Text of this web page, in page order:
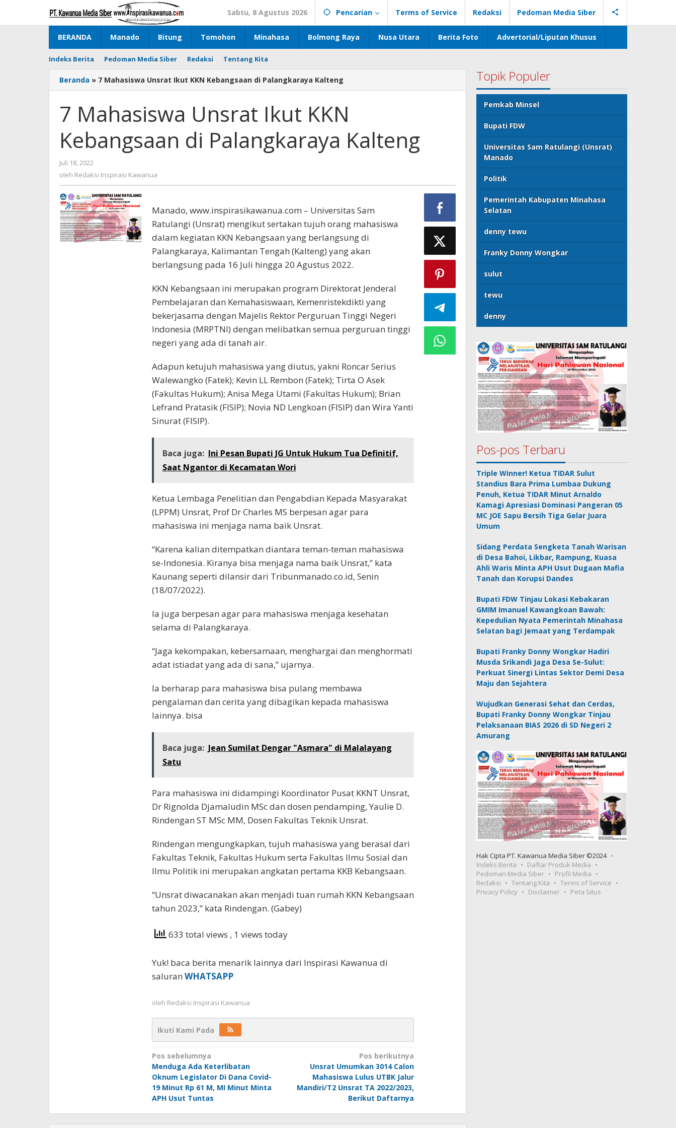
konten
Sabtu, 8 Agustus 2026 Pencarian Terms of Service Redaksi Pedoman Media Siber
BERANDA Manado Bitung Tomohon Minahasa Bolmong Raya Nusa Utara Berita Foto Advertorial/Liputan Khusus
Indeks Berita Pedoman Media Siber Redaksi Tentang Kita
Beranda » 7 Mahasiswa Unsrat Ikut KKN Kebangsaan di Palangkaraya Kalteng
7 Mahasiswa Unsrat Ikut KKN
Kebangsaan di Palangkaraya Kalteng
Juli 18, 2022
Redaksi
Inspirasi
Kawanua
oleh Redaksi Inspirasi Kawanua
Manado, www.inspirasikawanua.com – Universitas Sam
Ratulangi (Unsrat) mengikut sertakan tujuh orang mahasiswa
dalam kegiatan KKN Kebangsaan yang berlangsung di
Palangkaraya, Kalimantan Tengah (Kalteng) yang akan
berlangsung pada 16 Juli hingga 20 Agustus 2022.
KKN Kebangsaan ini merupakan program Direktorat Jenderal
Pembelajaran dan Kemahasiswaan, Kemenristekdikti yang
bekerjasama dengan Majelis Rektor Perguruan Tinggi Negeri
Indonesia (MRPTNI) dengan melibatkan semua perguruan tinggi
negeri yang ada di tanah air.
Adapun ketujuh mahasiswa yang diutus, yakni Roncar Serius
Walewangko (Fatek); Kevin LL Rembon (Fatek); Tirta O Asek
(Fakultas Hukum); Anisa Mega Utami (Fakultas Hukum); Brian
Lefrand Pratasik (FISIP); Novia ND Lengkoan (FISIP) dan Wira Yanti
Sinurat (FISIP).
Baca juga: Ini Pesan Bupati JG Untuk Hukum Tua Definitif,
Saat Ngantor di Kecamatan Wori
Ketua Lembaga Penelitian dan Pengabdian Kepada Masyarakat
(LPPM) Unsrat, Prof Dr Charles MS berpesan agar para
mahasiswa ini menjaga nama baik Unsrat.
“Karena kalian ditempatkan diantara teman-teman mahasiswa
se-Indonesia. Kiranya bisa menjaga nama baik Unsrat,” kata
Kaunang seperti dilansir dari Tribunmanado.co.id, Senin
(18/07/2022).
la juga berpesan agar para mahasiswa menjaga kesehatan
selama di Palangkaraya.
“Jaga kekompakan, kebersamaan, menghargai dan menghormati
adat istiadat yang ada di sana,” ujarnya.
la berharap para mahasiswa bisa pulang membawa
pengalaman dan cerita yang dibagikan kepada mahasiswa
lainnya. bisa
Baca juga: Jean Sumilat Dengar "Asmara" di Malalayang
Satu
Para mahasiswa ini didampingi Koordinator Pusat KKNT Unsrat,
Dr Rignolda Djamaludin MSc dan dosen pendamping, Yaulie D.
Rindengan ST MSc MM, Dosen Fakultas Teknik Unsrat.
Rindengan mengungkapkan, tujuh mahasiswa yang berasal dari
Fakultas Teknik, Fakultas Hukum serta Fakultas Ilmu Sosial dan
Ilmu Politik ini merupakan angkatan pertama KKB Kebangsaan.
“Unsrat diwacanakan akan menjadi tuan rumah KKN Kebangsaan
tahun 2023,” kata Rindengan. (Gabey)
633 total views , 1 views today
Yuk! baca berita menarik lainnya dari Inspirasi Kawanua di
saluran WHATSAPP
oleh Redaksi Inspirasi Kawanua
Ikuti Kami Pada
Navigasi
pos
Pos sebelumnya
Menduga Ada Keterlibatan
Oknum Legislator Di Dana Covid-
19 Minut Rp 61 M, MI Minut Minta
APH Usut Tuntas
Pos berikutnya
Unsrat Umumkan 3014 Calon
Mahasiswa Lulus UTBK Jalur
Mandiri/T2 Unsrat TA 2022/2023,
Berikut Daftarnya
Topik Populer
Pemkab Minsel
Bupati FDW
Universitas Sam Ratulangi (Unsrat)
Manado
Politik
Pemerintah Kabupaten Minahasa
Selatan
denny tewu
Franky Donny Wongkar
sulut
tewu
denny
Pos-pos Terbaru
Triple Winner! Ketua TIDAR Sulut
Standius Bara Prima Lumbaa Dukung
Penuh, Ketua TIDAR Minut Arnaldo
Kamagi Apresiasi Dominasi Pangeran 05
MC JOE Sapu Bersih Tiga Gelar Juara
Umum
Sidang Perdata Sengketa Tanah Warisan
di Desa Bahoi, Likbar, Rampung, Kuasa
Ahli Waris Minta APH Usut Dugaan Mafia
Tanah dan Korupsi Dandes
Bupati FDW Tinjau Lokasi Kebakaran
GMIM Imanuel Kawangkoan Bawah:
Kepedulian Nyata Pemerintah Minahasa
Selatan bagi Jemaat yang Terdampak
Bupati Franky Donny Wongkar Hadiri
Musda Srikandi Jaga Desa Se-Sulut:
Perkuat Sinergi Lintas Sektor Demi Desa
Maju dan Sejahtera
Wujudkan Generasi Sehat dan Cerdas,
Bupati Franky Donny Wongkar Tinjau
Pelaksanaan BIAS 2026 di SD Negeri 2
Amurang
Hak Cipta PT. Kawanua Media Siber ©2024
Indeks Berita
Daftar Produk Media
Pedoman Media Siber
Profil Media
Redaksi
Tentang Kita
Terms of Service
Privacy Policy
Disclaimer Peta Situs